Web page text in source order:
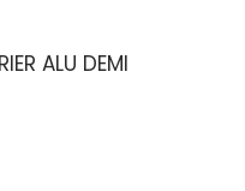
ALU DEMI